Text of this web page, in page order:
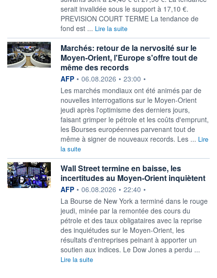
serait invalidée sous le support à 17,10 €.
PREVISION COURT TERME La tendance de
fond est ... Lire la suite
Marchés: retour de la nervosité sur le
Moyen-Orient, l'Europe s'offre tout de
même des records
information fournie par
AFP • 06.08.2026 • 23:00 •
Les marchés mondiaux ont été animés par de
nouvelles interrogations sur le Moyen-Orient
jeudi après l'optimisme des derniers jours,
faisant grimper le pétrole et les coûts d'emprunt,
les Bourses européennes parvenant tout de
même à signer de nouveaux records. Les ... Lire
la suite
Wall Street termine en baisse, les
incertitudes au Moyen-Orient inquiètent
information fournie par
AFP • 06.08.2026 • 22:40 •
La Bourse de New York a terminé dans le rouge
jeudi, minée par la remontée des cours du
pétrole et des taux obligataires avec la reprise
des inquiétudes sur le Moyen-Orient, les
résultats d'entreprises peinant à apporter un
soutien aux indices. Le Dow Jones a perdu ...
Lire la suite